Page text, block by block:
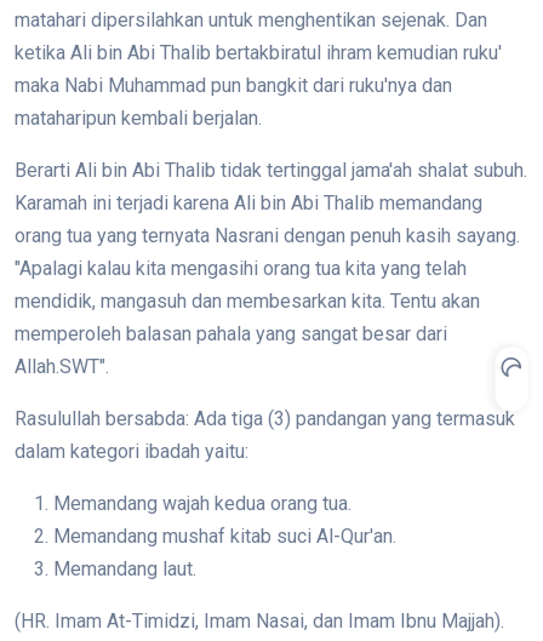
matahari dipersilahkan untuk menghentikan sejenak. Dan
ketika Ali bin Abi Thalib bertakbiratul ihram kemudian ruku'
maka Nabi Muhammad pun bangkit dari ruku'nya dan
mataharipun kembali berjalan.
Berarti Ali bin Abi Thalib tidak tertinggal jama'ah shalat subuh.
Karamah ini terjadi karena Ali bin Abi Thalib memandang
orang tua yang ternyata Nasrani dengan penuh kasih sayang.
"Apalagi kalau kita mengasihi orang tua kita yang telah
mendidik, mangasuh dan membesarkan kita. Tentu akan
memperoleh balasan pahala yang sangat besar dari
Allah.SWT".
Rasulullah bersabda: Ada tiga (3) pandangan yang termasuk
dalam kategori ibadah yaitu:
Memandang wajah kedua orang tua.
Memandang mushaf kitab suci Al-Qur'an.
Memandang laut.
(HR. Imam At-Timidzi, Imam Nasai, dan Imam Ibnu Majjah).